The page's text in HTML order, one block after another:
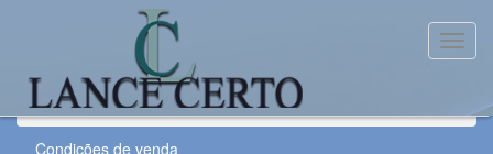
Leilão:100725CHESF
Condições de venda